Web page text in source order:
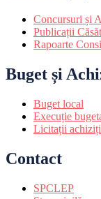
Concursuri și
Publicații
Rapoarte
Buget și
Buget local
Execuție
Licitații
Contact
SPCLEP